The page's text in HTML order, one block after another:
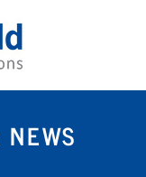
NEWS